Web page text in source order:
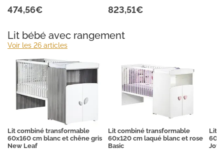
474,56€ 823,51€
Lit bébé avec rangement
Voir les 26 articles
Lit combiné transformable
60x160 cm blanc et chêne gris
New Leaf
Lit combiné transformable
60x120 cm laqué blanc et rose
Basic
Lit
Joy